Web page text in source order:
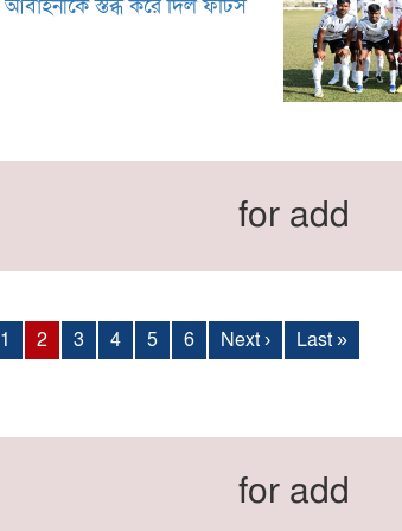
আবাহনীকে স্তব্ধ করে দিল ফর্টিস
for add
1 2 3 4 5 6 Next › Last »
for add